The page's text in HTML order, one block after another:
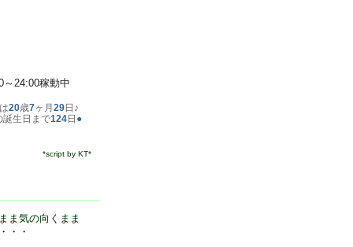
～24:00稼動中
20歳7ヶ月 29日♪
誕生日まで124日 ●
*script by KT*
ま気の向くまま
・・